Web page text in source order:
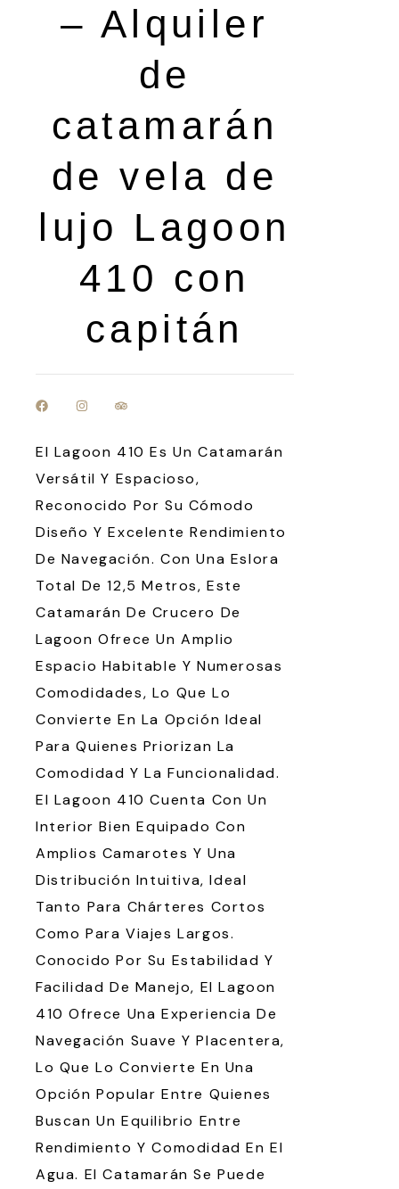
– Alquiler
de
catamarán
de vela de
lujo Lagoon
410 con
capitán
El Lagoon 410 Es Un Catamarán
Versátil Y Espacioso,
Reconocido Por Su Cómodo
Diseño Y Excelente Rendimiento
De Navegación. Con Una Eslora
Total De 12,5 Metros, Este
Catamarán De Crucero De
Lagoon Ofrece Un Amplio
Espacio Habitable Y Numerosas
Comodidades, Lo Que Lo
Convierte En La Opción Ideal
Para Quienes Priorizan La
Comodidad Y La Funcionalidad.
El Lagoon 410 Cuenta Con Un
Interior Bien Equipado Con
Amplios Camarotes Y Una
Distribución Intuitiva, Ideal
Tanto Para Chárteres Cortos
Como Para Viajes Largos.
Conocido Por Su Estabilidad Y
Facilidad De Manejo, El Lagoon
410 Ofrece Una Experiencia De
Navegación Suave Y Placentera,
Lo Que Lo Convierte En Una
Opción Popular Entre Quienes
Buscan Un Equilibrio Entre
Rendimiento Y Comodidad En El
Agua. El Catamarán Se Puede